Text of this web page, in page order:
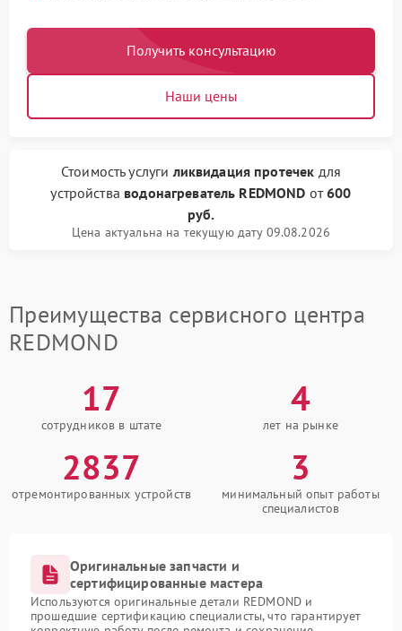
Получить консультацию
Наши цены
Стоимость услугиликвидация протечек для
устройства водонагреватель REDMOND от600
руб.
Цена актуальна на текущую дату 09.08.2026
Преимущества сервисного центра
REDMOND
17
сотрудников в штате
4
лет на рынке
2837
отремонтированных устройств
3
минимальный опыт работы
специалистов
Оригинальные запчасти и
сертифицированные мастера
Используются оригинальные детали REDMOND и
прошедшие сертификацию специалисты, что гарантирует